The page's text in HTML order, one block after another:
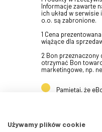
Informacje zawarte
ich układ w
o.o. są zabronione.
1 Cena
wiążące dla
2 Bon przeznaczony
otrzymać Bon
marketingowe, np.
Pamiętaj, że
Używamy plików cookie